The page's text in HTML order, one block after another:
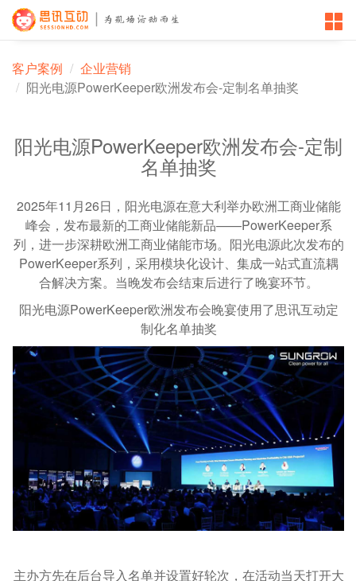
客户案例
企业营销
阳光电源PowerKeeper欧洲发布会-定制名单抽奖
阳光电源PowerKeeper欧洲发布会-定制
名单抽奖
2025年11月26日，阳光电源在意大利举办欧洲工商业储能
峰会，发布最新的工商业储能新品——PowerKeeper系
列，进一步深耕欧洲工商业储能市场。阳光电源此次发布的
PowerKeeper系列，采用模块化设计、集成一站式直流耦
合解决方案。当晚发布会结束后进行了晚宴环节。
阳光电源PowerKeeper欧洲发布会晚宴使用了思讯互动定
制化名单抽奖
主办方先在后台导入名单并设置好轮次，在活动当天打开大